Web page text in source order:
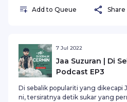
sebab tak faham bahasa Melayu?
Add to Queue Share
7 Jul 2022
Jaa Suzuran | Di
Podcast EP3
Di sebalik populariti yang dikecapi
ni, tersiratnya detik sukar yang